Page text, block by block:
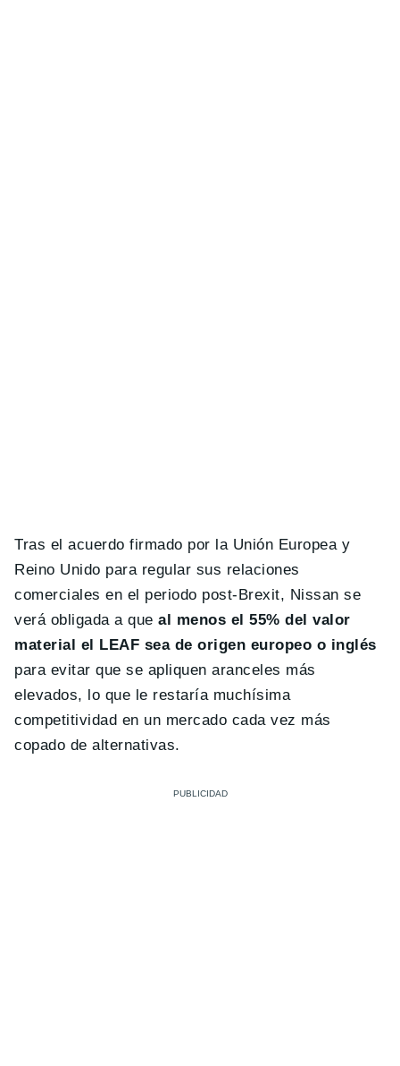
Tras el acuerdo firmado por la Unión Europea y
Reino Unido para regular sus relaciones
comerciales en el periodo post-Brexit, Nissan se
verá obligada a queal menos el 55% del valor
material el LEAF sea de origen europeo o inglés
para evitar que se apliquen aranceles más
elevados, lo que le restaría muchísima
competitividad en un mercado cada vez más
copado de alternativas.